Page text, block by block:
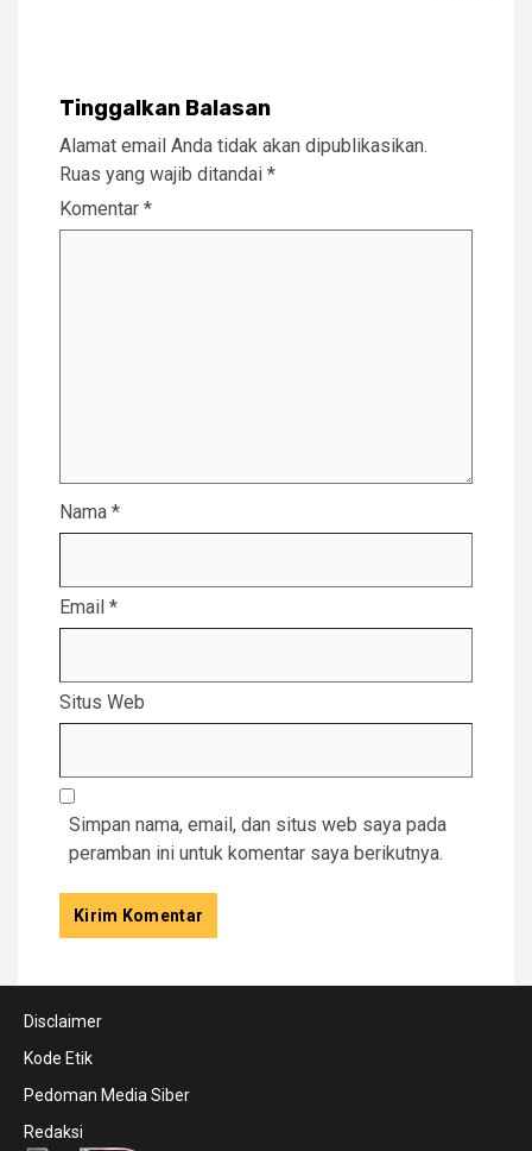
Tinggalkan Balasan
Alamat email Anda tidak akan dipublikasikan.
Ruas yang wajib ditandai *
Komentar *
Nama *
Email *
Situs Web
Simpan nama, email, dan situs web saya pada
peramban ini untuk komentar saya berikutnya.
Disclaimer
Kode Etik
Pedoman Media Siber
Redaksi